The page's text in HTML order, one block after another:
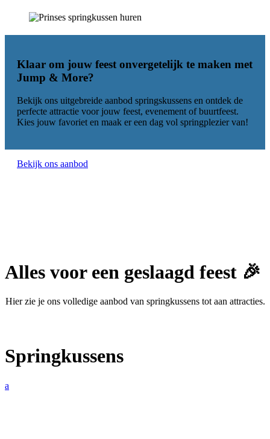
Klaar om jouw feest onvergetelijk te maken met
Jump & More?
Bekijk ons uitgebreide aanbod springskussens en ontdek de
perfecte attractie voor jouw feest, evenement of buurtfeest.
Kies jouw favoriet en maak er een dag vol springplezier van!
Bekijk ons aanbod
Alles voor een geslaagd feest 🎉
Hier zie je ons volledige aanbod van springkussens tot aan attracties.
Springkussens
a